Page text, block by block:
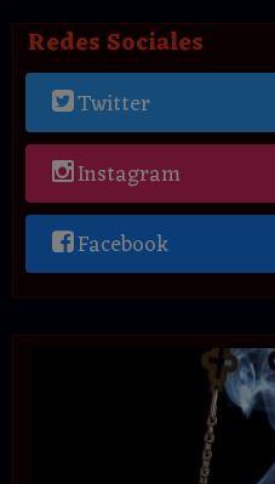
Redes Sociales
Twitter
Instagram
Facebook